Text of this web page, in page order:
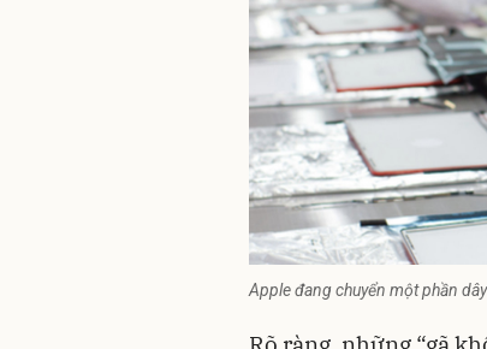
Apple đang chuyển một phần